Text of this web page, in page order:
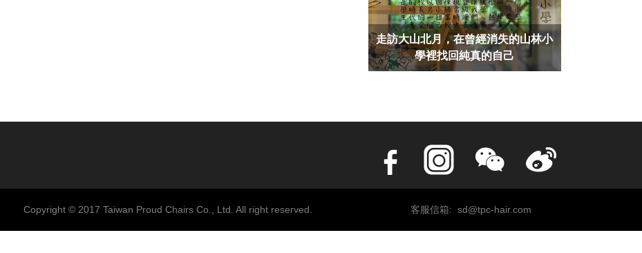
走訪大山北月，在曾經消失的山林小
學裡找回純真的自己
客服信箱: sd@tpc-hair.com
Copyright © 2017 Taiwan Proud Chairs Co., Ltd. All right reserved.